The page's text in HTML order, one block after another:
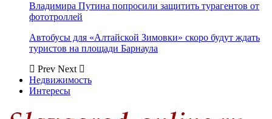
Владимира Путина попросили защитить турагентов от
фототроллей
Автобусы для «Алтайской Зимовки» скоро будут ждать
туристов на площади Барнаула
Prev Next
Недвижимость
Интересы